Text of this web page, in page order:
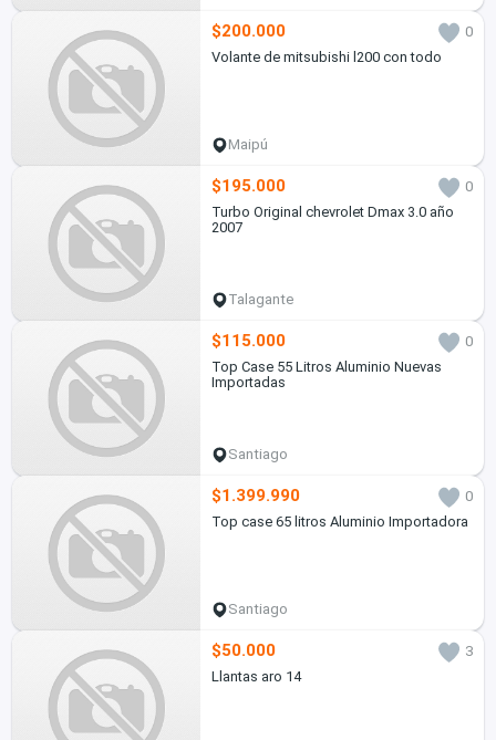
$200.000
0
Volante de mitsubishi l200 con todo
Maipú
$195.000
0
Turbo Original chevrolet Dmax 3.0 año
2007
Talagante
$115.000
0
Top Case 55 Litros Aluminio Nuevas
Importadas
Santiago
$1.399.990
0
Top case 65 litros Aluminio Importadora
Santiago
$50.000
3
Llantas aro 14